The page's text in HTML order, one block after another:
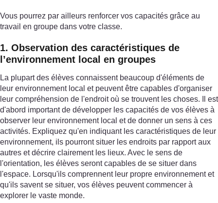
Vous pourrez par ailleurs renforcer vos capacités grâce au
travail en groupe dans votre classe.
1. Observation des caractéristiques de
l’environnement local en groupes
La plupart des élèves connaissent beaucoup d'éléments de
leur environnement local et peuvent être capables d'organiser
leur compréhension de l'endroit où se trouvent les choses. Il est
d'abord important de développer les capacités de vos élèves à
observer leur environnement local et de donner un sens à ces
activités. Expliquez qu'en indiquant les caractéristiques de leur
environnement, ils pourront situer les endroits par rapport aux
autres et décrire clairement les lieux. Avec le sens de
l'orientation, les élèves seront capables de se situer dans
l'espace. Lorsqu'ils comprennent leur propre environnement et
qu'ils savent se situer, vos élèves peuvent commencer à
explorer le vaste monde.